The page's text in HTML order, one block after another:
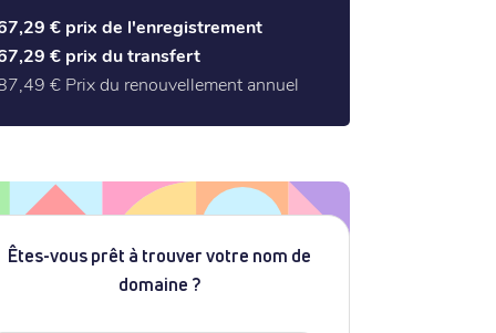
€ prix de l'enregistrement
€ prix du transfert
€ Prix du renouvellement annuel
Êtes-vous prêt à trouver votre nom de
domaine ?